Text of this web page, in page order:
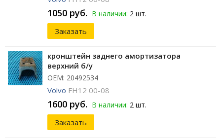
1050 руб. В наличии: 2 шт.
Заказать
кронштейн заднего амортизатора
верхний б/у
ОЕМ: 20492534
Volvo FH12 00-08
1600 руб. В наличии: 2 шт.
Заказать